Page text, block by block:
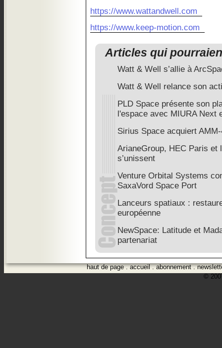
https://www.wattandwell.com
https://www.keep-motion.com
Articles qui
Watt & Well s’allie à
Watt & Well relance son
PLD Space présente son
l'espace avec MIURA Next
Sirius Space acquiert
ArianeGroup, HEC Paris et
s’unissent
Venture Orbital Systems
SaxaVord Space Port
Lanceurs spatiaux :
européenne
NewSpace: Latitude et
partenariat
haut de page.accueil.abonnement.
©